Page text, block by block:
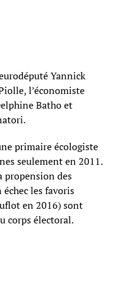
Yannick
l’économiste
Batho et
primaire écologiste
seulement en 2011.
propension des
les favoris
en 2016) sont
corps électoral.